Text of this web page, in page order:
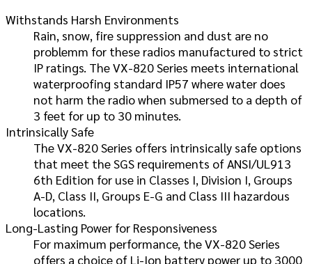
Withstands Harsh Environments
Rain, snow, fire suppression and dust are no
problemm for these radios manufactured to strict
IP ratings. The VX-820 Series meets international
waterproofing standard IP57 where water does
not harm the radio when submersed to a depth of
3 feet for up to 30 minutes.
Intrinsically Safe
The VX-820 Series offers intrinsically safe options
that meet the SGS requirements of ANSI/UL913
6th Edition for use in Classes I, Division I, Groups
A-D, Class II, Groups E-G and Class III hazardous
locations.
Long-Lasting Power for Responsiveness
For maximum performance, the VX-820 Series
offers a choice of Li-Ion battery power up to 3000